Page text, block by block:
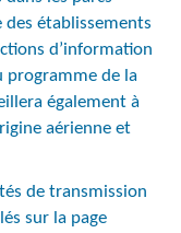
établissements
d’information
programme de la
également à
aérienne et
de transmission
sur la page